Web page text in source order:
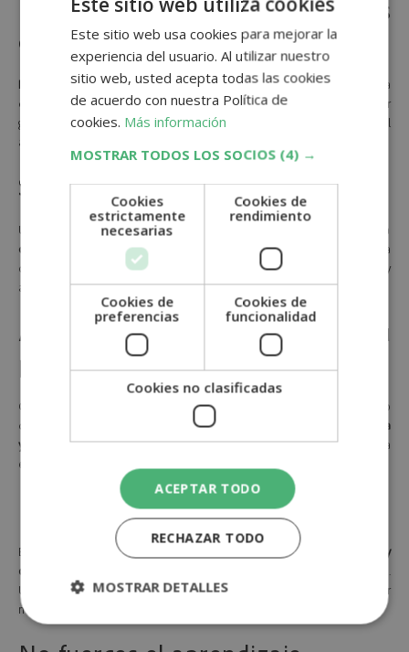
Refuerza los buenos
comportamientos
Premia inmediatamente cuando realice una acción correcta
para
que asocie la conducta con el refuerzo positivo. Puedes usar
golosinas, caricias o palabras de aliento para reforzar el
aprendizaje.
Sé constante y claro
Usa siempre las mismas palabras y gestos para cada orden. La
coherencia en el adiestramiento facilita el aprendizaje
y la
comprensión del cachorro. Evita dar órdenes contradictorias y
asegúrate de reforzar los comandos de forma regular.
Adapta el entrenamiento a su
personalidad
Cada cachorro es diferente, algunos pueden aprender más rápido
que otros.
Ajusta el ritmo y la metodología a su nivel de respuesta
y temperamento. Si un método no funciona, prueba con otro hasta
encontrar el que mejor se adapte a su estilo de aprendizaje.
Fomenta la socialización
Exponer al cachorro a
diferentes entornos, sonidos, personas y
otros animales
Una socialización adecuada reduce la probabilidad de desarrollar
miedos o agresividad en el futuro.
Este sitio web usa cookies para mejorar la
experiencia del usuario. Al utilizar nuestro
sitio web, usted acepta todas las cookies
de acuerdo con nuestra Política de
cookies. Más información
MOSTRAR TODOS LOS SOCIOS (4) →
Cookies
estrictamente
necesarias
Cookies de
rendimiento
Cookies de
preferencias
Cookies de
funcionalidad
Cookies no clasificadas
ACEPTAR TODO
RECHAZAR TODO
MOSTRAR DETALLES